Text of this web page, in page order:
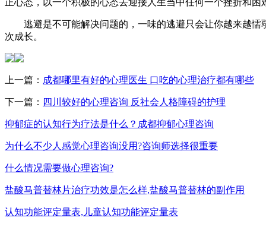
正心态，以一个积极的心态去迎接人生当中任何一个挫折和困
逃避是不可能解决问题的，一味的逃避只会让你越来越懦
次成长。
上一篇： 成都哪里有好的心理医生 口吃的心理治疗都有哪些
下一篇： 四川较好的心理咨询 反社会人格障碍的护理
抑郁症的认知行为疗法是什么？成都抑郁心理咨询
为什么不少人感觉心理咨询没用?咨询师选择很重要
什么情况需要做心理咨询?
盐酸马普替林片治疗功效是怎么样,盐酸马普替林的副作用
认知功能评定量表,儿童认知功能评定量表